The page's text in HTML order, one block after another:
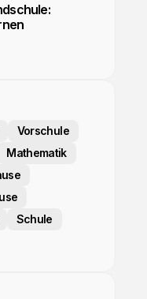
Vorschule
Mathematik
Schule